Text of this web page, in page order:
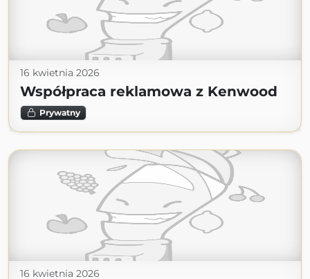
16 kwietnia 2026
Współpraca reklamowa z Kenwood
Prywatny
16 kwietnia 2026